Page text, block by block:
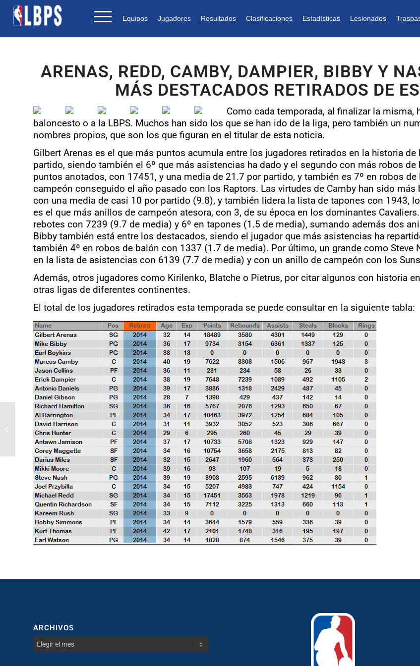
Equipos Jugadores Resultados Clasificaciones Estadísticas Lesionados
ARENAS, REDD, CAMBY, DAMPIER, BIBBY Y
MÁS DESTACADOS RETIRADOS DE
Como cada temporada, al finalizar la misma,
baloncesto o a la LBPS. Muchos han sido los que se han ido de la liga, pero también un
nombres propios, que son los que figuran en el titular de esta noticia.
Gilbert Arenas es el que más puntos acumula entre los jugadores retirados en la historia
partido, siendo también el 6º que más asistencias ha dado y el segundo con más robos
puntos anotados, con 17451, y una media de 21.7 por partido, y también es 7º en robos
campeón conseguido el año pasado con los Raptors. Las virtudes de Camby han sido
con una media de casi 10 por partido (9.8), y también lidera la lista de tapones con 1943,
es el que más anillos de campeón atesora, con 3, de su época en los dominantes
rebotes con 7239 (9.7 de media) y 6º en tapones (1.5 de media), sumando además dos
Bibby también está entre los destacados, siendo el jugador que más asistencias ha
también 4º en robos de balón con 1337 (1.7 de media). Por último, un grande como
en la lista de asistencias con 6139 (7.7 de media) y con un anillo de campeón con los
Además, otros jugadores como Kirilenko, Blatche o Pietrus, por citar algunos con historia
otras ligas de diferentes continentes.
El total de los jugadores retirados esta temporada se puede consultar en la siguiente tabla:
ARCHIVOS
Pretemporada 2014